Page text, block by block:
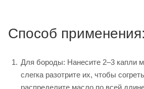
Способ применения:
Для бороды: Нанесите 2–3 капли
слегка разотрите их, чтобы
распределите масло по всей